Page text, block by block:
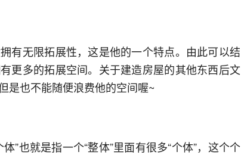
有无限拓展性，这是他的一个特点。由此可以结
更多的拓展空间。关于建造房屋的其他东西后文
是也不能随便浪费他的空间喔~
”也就是指一个“整体”里面有很多“个体”，这个个